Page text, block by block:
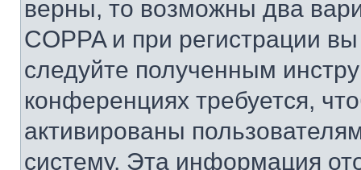
верны, то возможны два
COPPA и при регистрации
следуйте полученным
конференциях требуется,
активированы
систему. Эта информация